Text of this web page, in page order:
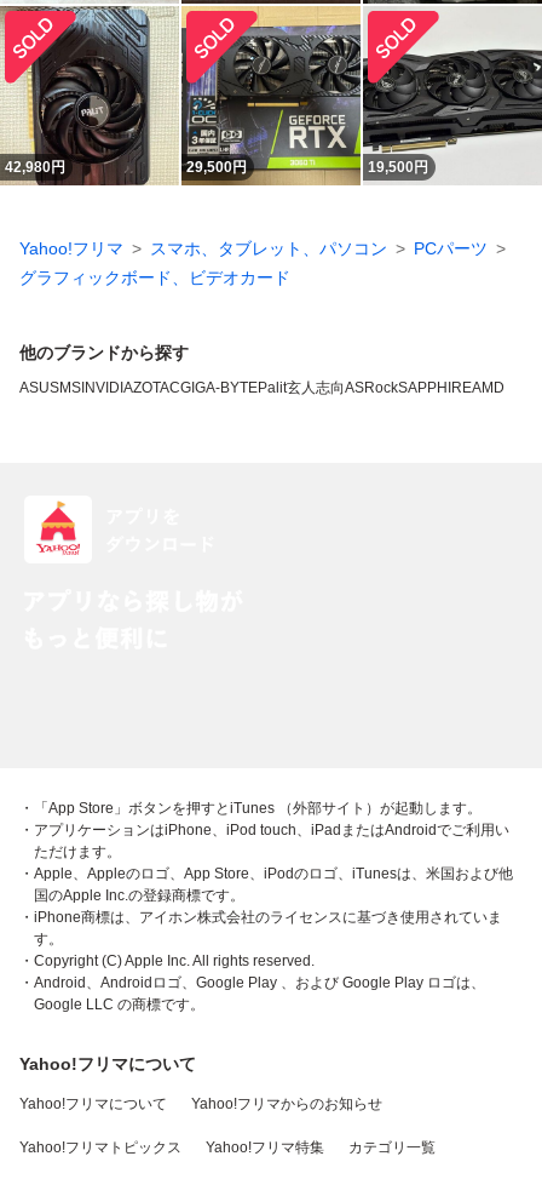
42,980円 29,500円 19,500円
Yahoo!フリマ スマホ、タブレット、パソコン
PCパーツ
グラフィックボード、ビデオカード
他のブランドから探す
ASUSMSI NVIDIAZOTACGIGA-BYTEPalit玄人志向ASRockSAPPHIREAMD
・「App Store」ボタンを押すとiTunes （外部サイト）が起動します。
・アプリケーションはiPhone、iPod touch、iPadまたはAndroidでご利用い
ただけます。
・Apple、Appleのロゴ、App Store、iPodのロゴ、iTunesは、米国および他
国のApple Inc.の登録商標です。
・iPhone商標は、アイホン株式会社のライセンスに基づき使用されていま
す。
・Copyright (C) Apple Inc. All rights reserved.
・Android、Androidロゴ、Google Play 、および Google Play ロゴは、
Google LLC の商標です。
Yahoo!フリマについて
Yahoo!フリマについて Yahoo!フリマからのお知らせ
Yahoo!フリマトピックス Yahoo!フリマ特集 カテゴリ一覧